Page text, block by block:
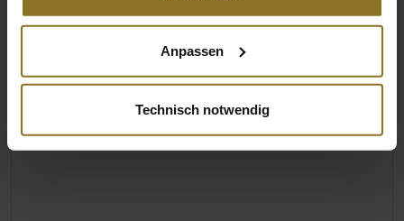
Anpassen
Technisch notwendig